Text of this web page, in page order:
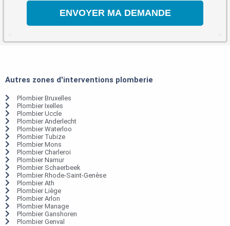
Autres zones d'interventions plomberie
Plombier Bruxelles
Plombier Ixelles
Plombier Uccle
Plombier Anderlecht
Plombier Waterloo
Plombier Tubize
Plombier Mons
Plombier Charleroi
Plombier Namur
Plombier Schaerbeek
Plombier Rhode-Saint-Genèse
Plombier Ath
Plombier Liège
Plombier Arlon
Plombier Manage
Plombier Ganshoren
Plombier Genval